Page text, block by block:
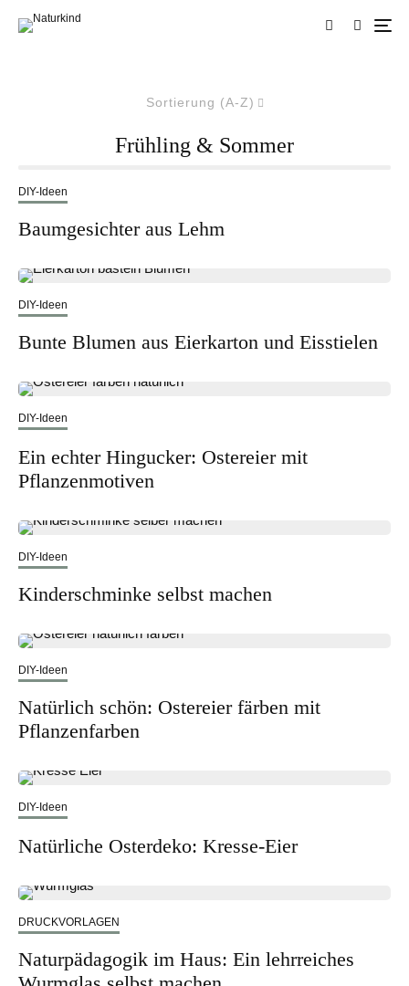
Sortierung (A-Z)
Frühling & Sommer
DIY-Ideen
Baumgesichter aus Lehm
DIY-Ideen
Bunte Blumen aus Eierkarton und Eisstielen
DIY-Ideen
Ein echter Hingucker: Ostereier mit
Pflanzenmotiven
DIY-Ideen
Kinderschminke selbst machen
DIY-Ideen
Natürlich schön: Ostereier färben mit
Pflanzenfarben
DIY-Ideen
Natürliche Osterdeko: Kresse-Eier
DRUCKVORLAGEN
Naturpädagogik im Haus: Ein lehrreiches